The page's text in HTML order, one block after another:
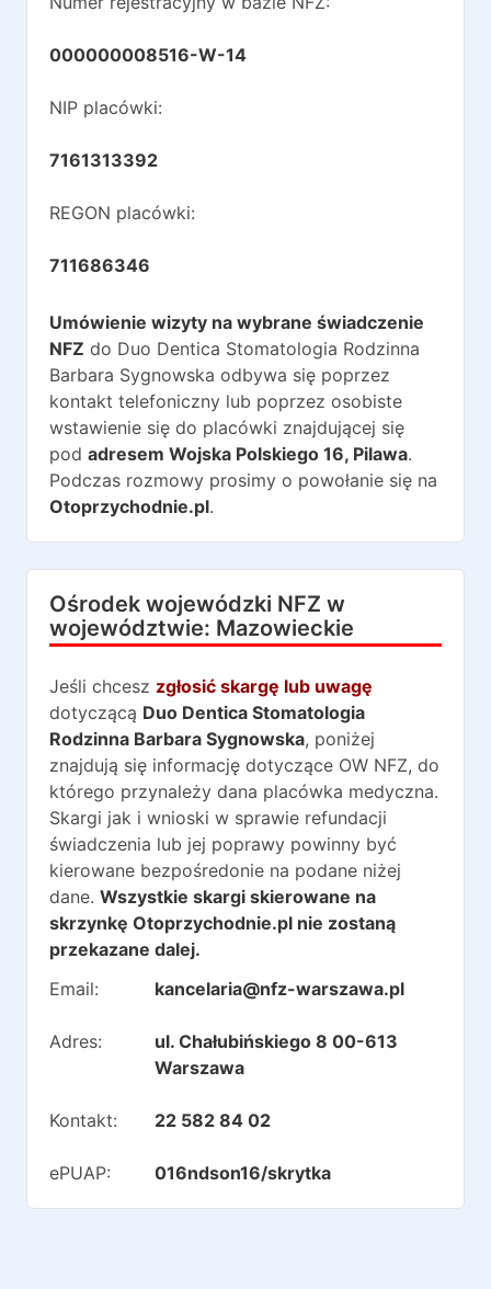
000000008516-W-14
NIP placówki:
7161313392
REGON placówki:
711686346
Umówienie wizyty na wybrane świadczenie
NFZ do Duo Dentica Stomatologia Rodzinna
Barbara Sygnowska odbywa się poprzez
kontakt telefoniczny lub poprzez osobiste
wstawienie się do placówki znajdującej się
pod adresem Wojska Polskiego 16, Pilawa.
Podczas rozmowy prosimy o powołanie się na
Otoprzychodnie.pl.
Ośrodek wojewódzki NFZ w
województwie: Mazowieckie
Jeśli chcesz zgłosić skargę lub uwagę
dotyczącą Duo Dentica Stomatologia
Rodzinna Barbara Sygnowska, poniżej
znajdują się informację dotyczące OW NFZ, do
którego przynależy dana placówka medyczna.
Skargi jak i wnioski w sprawie refundacji
świadczenia lub jej poprawy powinny być
kierowane bezpośredonie na podane niżej
dane. Wszystkie skargi skierowane na
skrzynkę Otoprzychodnie.pl nie zostaną
przekazane dalej.
Email:
kancelaria@nfz-warszawa.pl
Adres:
ul. Chałubińskiego 8 00-613
Warszawa
Kontakt: 22 582 84 02
ePUAP: 016ndson16/skrytka